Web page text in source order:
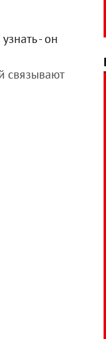
- он
связывают